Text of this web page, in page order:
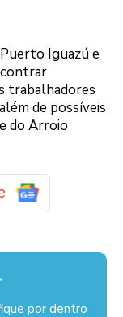
Iguazú e
trabalhadores
de possíveis
do Arroio
por dentro